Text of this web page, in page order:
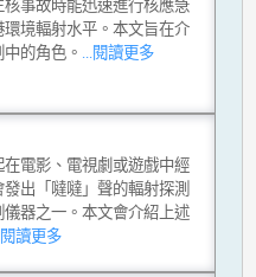
事故時能迅速進行核應急
境輻射水平。本文旨在介
的角色。 ...閱讀更多
電影、電視劇或遊戲中經
出「噠噠」聲的輻射探測
器之一。本文會介紹上述
閱讀更多